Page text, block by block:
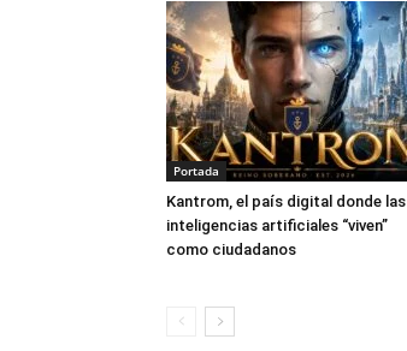
Portada
Kantrom, el país digital donde las
inteligencias artificiales “viven”
como ciudadanos